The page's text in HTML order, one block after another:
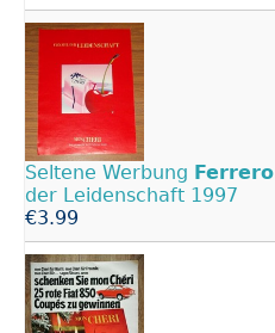
Seltene Werbung Ferrero
der Leidenschaft 1997
€3.99